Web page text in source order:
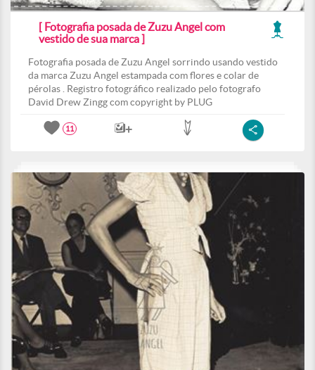
[ Fotografia posada de Zuzu Angel com
vestido de sua marca ]
Fotografia posada de Zuzu Angel sorrindo usando vestido
da marca Zuzu Angel estampada com flores e colar de
pérolas . Registro fotográfico realizado pelo fotografo
David Drew Zingg com copyright by PLUG
11